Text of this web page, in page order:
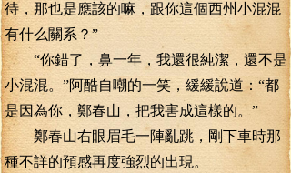
待，那也是應該的嘛，跟你這個西州小混混
有什么關系？”
“你錯了，鼻一年，我還很純潔，還不是
小混混。”阿酷自嘲的一笑，緩緩說道：“都
是因為你，鄭春山，把我害成這樣的。”
鄭春山右眼眉毛一陣亂跳，剛下車時那
種不詳的預感再度強烈的出現。